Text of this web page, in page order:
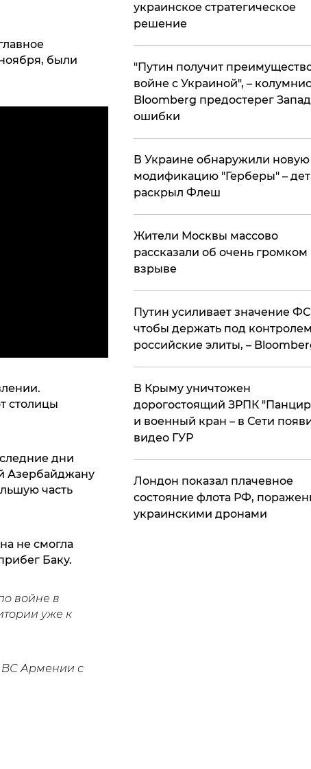
были
столицы
дни
Азербайджану
часть
не смогла
Баку.
войне в
уже к
ВС Армении с
украинское стратегическое
решение
"Путин получит
войне с Украиной", –
Bloomberg предостерег
ошибки
В Украине обнаружили новую
модификацию "Герберы" –
раскрыл Флеш
Жители Москвы массово
рассказали об очень громком
взрыве
Путин усиливает значение
чтобы держать под контролем
российские элиты, –
В Крыму уничтожен
дорогостоящий ЗРПК
и военный кран – в Сети
видео ГУР
Лондон показал плачевное
состояние флота РФ,
украинскими дронами